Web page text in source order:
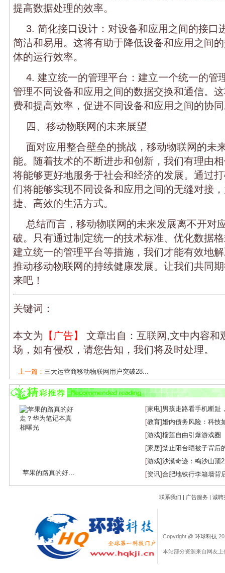
提高数据处理的效率。
3. 简化接口设计：对设备和应用之间的接口
简洁和易用。这将有助于降低设备和应用之间
体的运行效率。
4. 建立统一的管理平台：建立一个统一的管
管理不同设备和应用之间的数据交换和通信。
费和提高效率，促进不同设备和应用之间的协
四、移动物联网的未来展望
面对应用整合壁垒的挑战，移动物联网的未
能。随着技术的不断进步和创新，我们有理由
将能够更好地服务于社会和经济的发展。通过
们将能够实现不同设备和应用之间的无缝对接
捷、高效的生活方式。
总结而言，移动物联网的未来发展离不开对
破。只有通过制定统一的技术标准、优化数据
建立统一的管理平台等措施，我们才能有效地
推动移动物联网的持续健康发展。让我们共同
来吧！
关键词：
本文为 【广告】
文章出自：互联网,文中内容和
场，如有侵权，请您告知，我们将及时处理。
上一篇： 三大运营商移动物联网用户突破28...
下一篇：2025MWC上海：探索技术如何重塑数...
苹果的路真的好...
[家电] 男孩走路看手机断趾
[教育]婚内债务风险：科技
[游戏]榴莲自由引爆游戏圈
[家居]禁止阳台晒被子背后
[游戏]沙漠奇迹：鸣沙山顶
[资讯]合肥地铁行李箱墙背
联系我们 | 广告服务 | 诚聘
Copyright @ 环球科技
本站部分资源来自网友